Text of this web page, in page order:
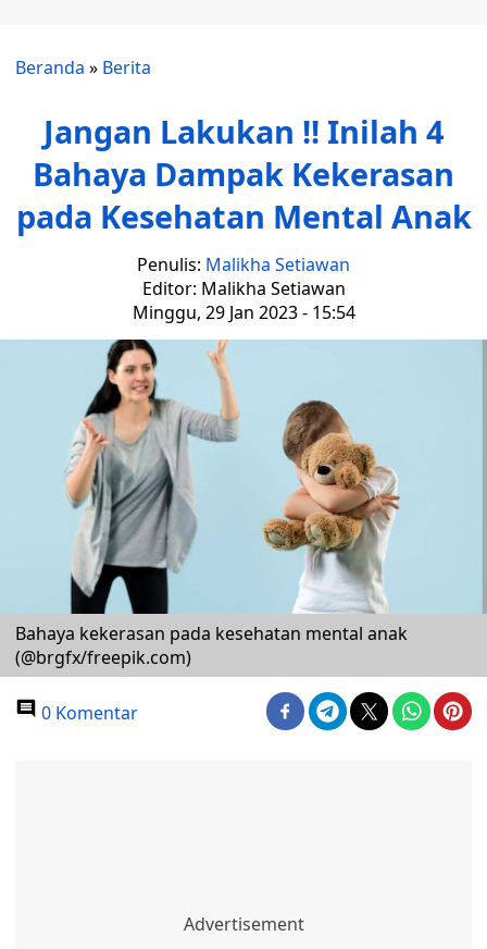
Beranda » Berita
Jangan Lakukan !! Inilah 4
Bahaya Dampak Kekerasan
pada Kesehatan Mental Anak
Penulis: Malikha Setiawan
Editor: Malikha Setiawan
Minggu, 29 Jan 2023 - 15:54
Bahaya kekerasan pada kesehatan mental anak
(@brgfx/freepik.com)
0 Komentar